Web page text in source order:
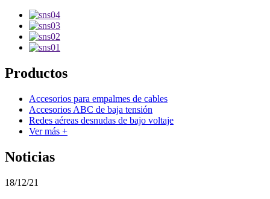
Productos
Accesorios para empalmes de cables
Accesorios ABC de baja tensión
Redes aéreas desnudas de bajo voltaje
Ver más +
Noticias
18/12/21